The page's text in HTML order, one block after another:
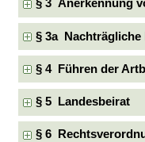
§ 3 Anerkennung
§ 3a
§ 4 Führen der
§ 5 Landesbeirat
§ 6